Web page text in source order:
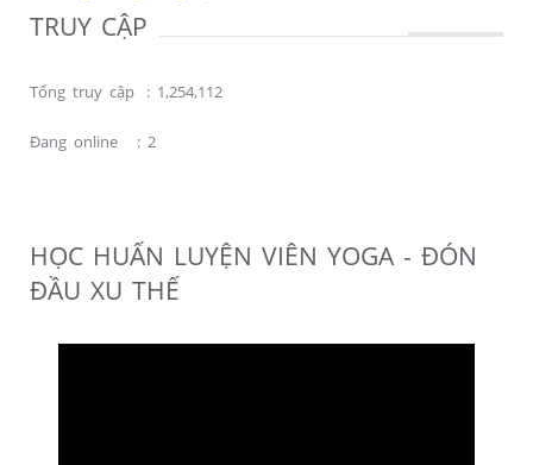
TRUY CẬP
Tổng truy cập : 1,254,112
Đang online : 2
HỌC HUẤN LUYỆN VIÊN YOGA - ĐÓN
ĐẦU XU THẾ